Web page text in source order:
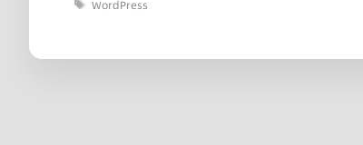
标
WordPress